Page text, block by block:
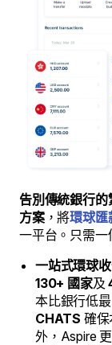
告別傳統銀行的
方案，將環球匯
一平台。只需一
一站式環球收
130+ 國家及
本比銀行低
CHATS 確
外，Aspire